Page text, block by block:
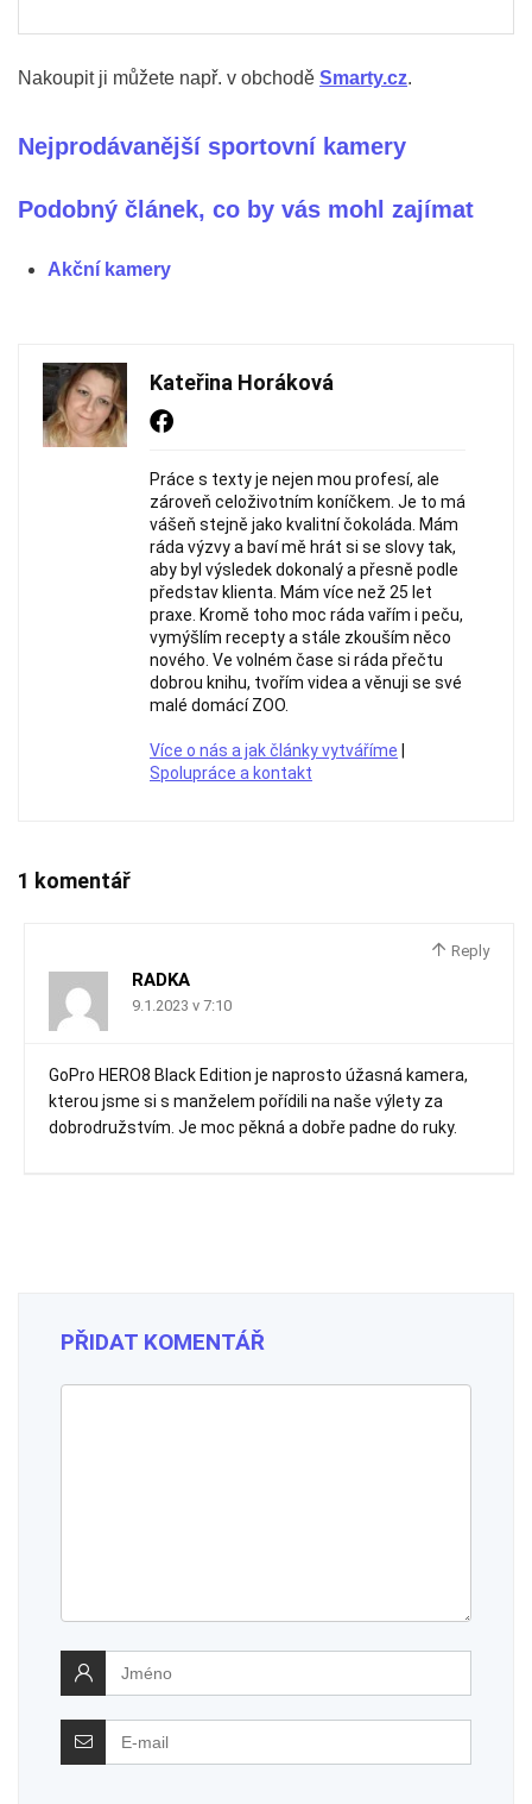
Nakoupit ji můžete např. v obchodě Smarty.cz.
Nejprodávanější sportovní kamery
Podobný článek, co by vás mohl zajímat
Akční kamery
Kateřina Horáková
Práce s texty je nejen mou profesí, ale
zároveň celoživotním koníčkem. Je to má
vášeň stejně jako kvalitní čokoláda. Mám
ráda výzvy a baví mě hrát si se slovy tak,
aby byl výsledek dokonalý a přesně podle
představ klienta. Mám více než 25 let
praxe. Kromě toho moc ráda vařím i peču,
vymýšlím recepty a stále zkouším něco
nového. Ve volném čase si ráda přečtu
dobrou knihu, tvořím videa a věnuji se své
malé domácí ZOO.
Více o nás a jak články vytváříme
Spolupráce a kontakt
1 komentář
Reply
RADKA
9.1.2023 v 7:10
GoPro HERO8 Black Edition je naprosto úžasná kamera,
kterou jsme si s manželem pořídili na naše výlety za
dobrodružstvím. Je moc pěkná a dobře padne do ruky.
PŘIDAT KOMENTÁŘ